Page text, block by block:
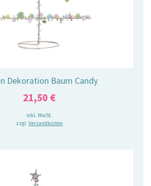
Dekoration Baum Candy
21,50 €
inkl. MwSt.
zzgl. Versandkosten